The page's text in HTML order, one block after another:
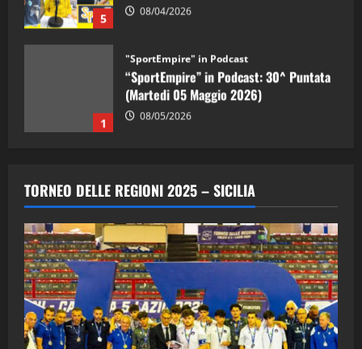
5 08/04/2026
1
"SportEmpire" in Podcast
“SportEmpire” in Podcast: 30^ Puntata
(Martedi 05 Maggio 2026)
08/05/2026
2
“SportEmpire” in Podcast: 29^ Puntata
(Martedi 28 Aprile 2026)
3
"SportEmpire" in Podcast
“SportEmpire” in Podcast: 28^ Puntata
(Martedi 21 Aprile 2026)
21/04/2026
TORNEO DELLE REGIONI 2025 – SICILIA